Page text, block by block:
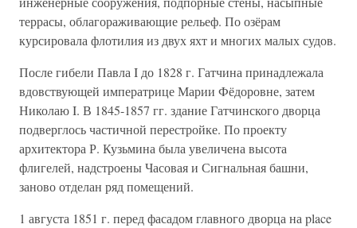
террасы, облагораживающие рельеф. По озёрам
курсировала флотилия из двух яхт и многих малых судов.
После гибели Павла I до 1828 г. Гатчина принадлежала
вдовствующей императрице Марии Фёдоровне, затем
Николаю I. В 1845-1857 гг. здание Гатчинского дворца
подверглось частичной перестройке. По проекту
архитектора Р. Кузьмина была увеличена высота
флигелей, надстроены Часовая и Сигнальная башни,
заново отделан ряд помещений.
1 августа 1851 г. перед фасадом главного дворца на place